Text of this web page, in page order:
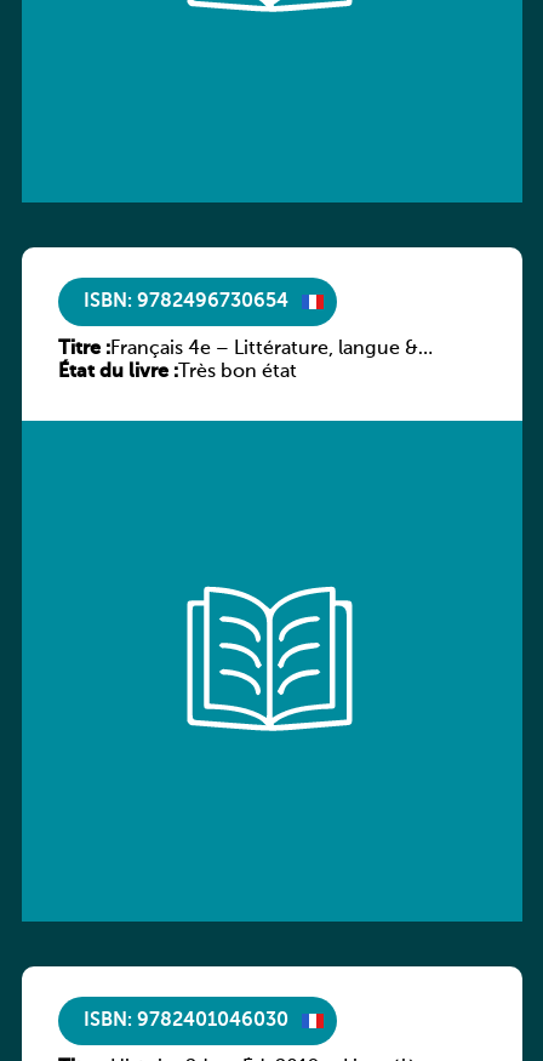
ISBN: 9782496730654
Titre :Français 4e – Littérature, langue &
méthodes
État du livre :Très bon état
ISBN: 9782401046030